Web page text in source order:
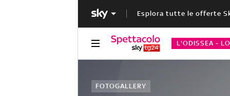
Esplora tutte le offerte
L'ODISSEA -
FOTOGALLERY